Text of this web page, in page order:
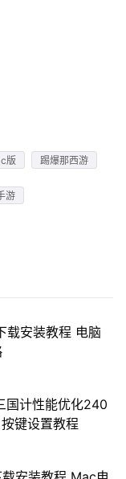
版
踢爆那西游
游
载安装教程 电脑
国计性能优化240
键设置教程